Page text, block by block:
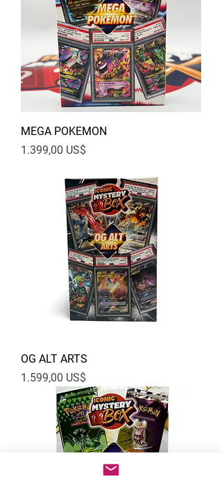
MEGA POKEMON
Pris
1.399,00 US$
OG ALT ARTS
Pris
1.599,00 US$